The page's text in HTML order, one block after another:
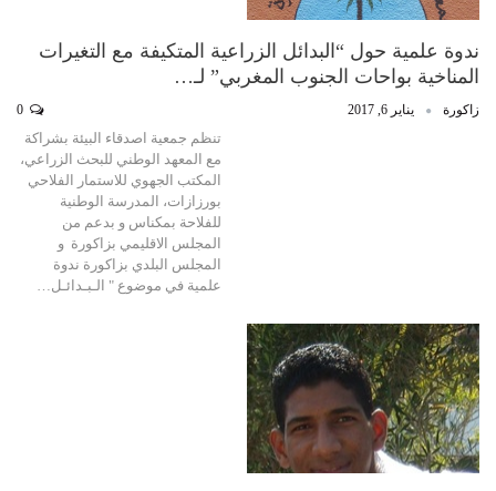
ندوة علمية حول “البدائل الزراعية المتكيفة مع التغيرات
المناخية بواحات الجنوب المغربي” لـ…
زاكورة يناير 6, 2017
تنظم جمعية اصدقاء البيئة بشراكة
مع المعهد الوطني للبحث الزراعي،
المكتب الجهوي للاستمار الفلاحي
بورزازات، المدرسة الوطنية
للفلاحة بمكناس و بدعم من
المجلس الاقليمي بزاكورة و
المجلس البلدي بزاكورة ندوة
علمية في موضوع " الـبـدائـل…